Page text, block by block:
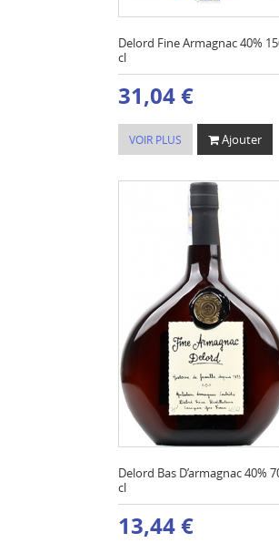
Delord Fine Armagnac 40%
cl
31,04 €
VOIR PLUS Ajouter
Delord Bas D’armagnac 40%
cl
13,44 €